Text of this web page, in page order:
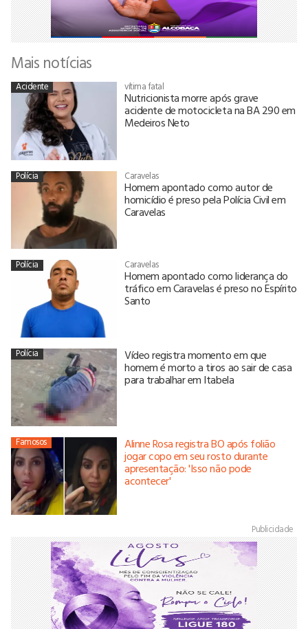
Mais notícias
Acidente vítima fatal
Nutricionista morre após grave
acidente de motocicleta na BA 290 em
Medeiros Neto
Polícia Caravelas
Homem apontado como autor de
homicídio é preso pela Polícia Civil em
Caravelas
Polícia Caravelas
Homem apontado como liderança do
tráfico em Caravelas é preso no Espírito
Santo
Polícia Vídeo registra momento em que
homem é morto a tiros ao sair de casa
para trabalhar em Itabela
Famosos Alinne Rosa registra BO após folião
jogar copo em seu rosto durante
apresentação: 'Isso não pode
acontecer'
Publicidade